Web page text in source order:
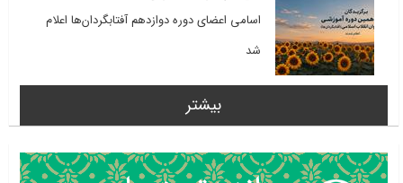
اسامی اعضای دوره دوازدهم آفتابگردان‌ها اعلام
شد
بیشتر